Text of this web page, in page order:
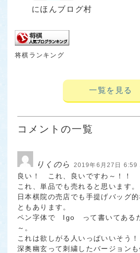
にほんブログ村
将棋ランキング
一覧を見る
コメントの一覧
りくのら 2019年6月27日 6:59
良い！ これ、良いですわ～！！
これ、単品でも売れると思います。
日本棋院の売店でも手提げバッグ
ともあります。
ペン字体で Igo って書いてある
～。
これは欲しがる人いっぱいいそう！
深奥幽玄って刺繍したバージョン